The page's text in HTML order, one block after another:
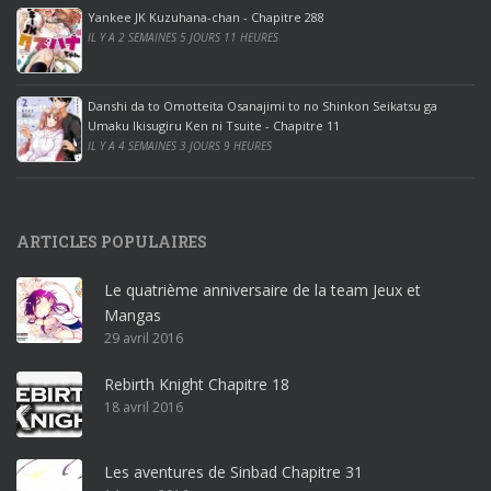
ff
i
c
e
2
0
1
r
o
ff
i
c
e
3
Yankee JK Kuzuhana-chan - Chapitre 288
IL Y A 2 SEMAINES 5 JOURS 11 HEURES
Danshi da to Omotteita Osanajimi to no Shinkon Seikatsu ga
Umaku Ikisugiru Ken ni Tsuite - Chapitre 11
IL Y A 4 SEMAINES 3 JOURS 9 HEURES
ARTICLES POPULAIRES
Le quatrième anniversaire de la team Jeux et
Mangas
29 avril 2016
Rebirth Knight Chapitre 18
18 avril 2016
Les aventures de Sinbad Chapitre 31